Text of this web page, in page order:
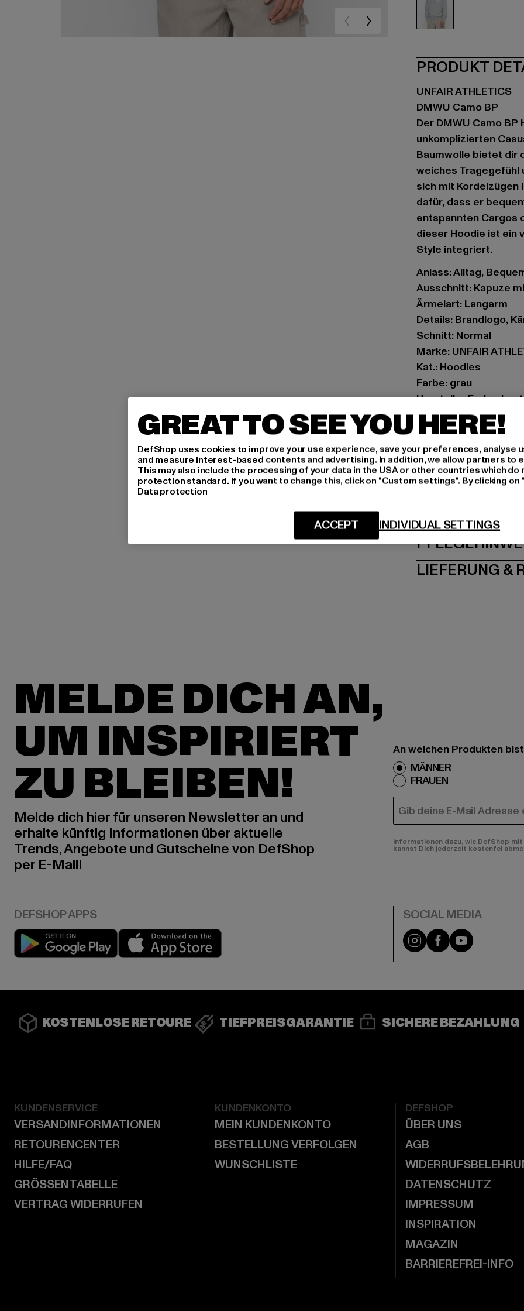
PRODUKT
UNFAIR ATHLETICS
DMWU Camo BP
Der DMWU Camo BP
unkomplizierten
Baumwolle bietet dir
weiches Tragegefühl
sich mit Kordelzügen
dafür, dass er
entspannten Cargos
dieser Hoodie ist ein
Style integriert.
Anlass: Alltag,
Ausschnitt: Kapuze
Ärmelart: Langarm
Details: Brandlogo,
Schnitt: Normal
Marke: UNFAIR
Kat.: Hoodies
Farbe: grau
Hersteller Farbe:
Art.Nr: UNFR24210-
Hersteller: UTEX
Tulbeckstraße 32 |
GRÖSSE
LIEFERUNG &
MELDE DICH AN,
UM INSPIRIERT
ZU BLEIBEN!
Melde dich hier für unseren Newsletter an und
erhalte künftig Informationen über aktuelle
Trends, Angebote und Gutscheine von DefShop
per E-Mail!
An welchen Produkten
MÄNNER
FRAUEN
E-MAIL
Informationen dazu, wie DefShop
kannst Dich jederzeit kostenfei
Play market Instagram
FacebookYouTube
KOSTENLOSE RETOURE TIEFPREISGARANTIE SICHERE BEZAHLUNG
KUNDENSERVICE
VERSANDINFORMATIONEN
RETOURENCENTER
HILFE/FAQ
GRÖSSENTABELLE
VERTRAG WIDERRUFEN
KUNDENKONTO
MEIN KUNDENKONTO
BESTELLUNG VERFOLGEN
WUNSCHLISTE
DEFSHOP
ÜBER UNS
AGB
DATENSCHUTZ
IMPRESSUM
INSPIRATION
MAGAZIN
BARRIEREFREI-INFO
GREAT TO SEE YOU HERE!
DefShop uses cookies to improve your use experience, save your preferences, analyse
and measure interest-based contents and advertising. In addition, we allow partners to
This may also include the processing of your data in the USA or other countries which do
protection standard. If you want to change this, click on "Custom settings". By clicking
Data protection
INDIVIDUAL SETTINGS
ACCEPT